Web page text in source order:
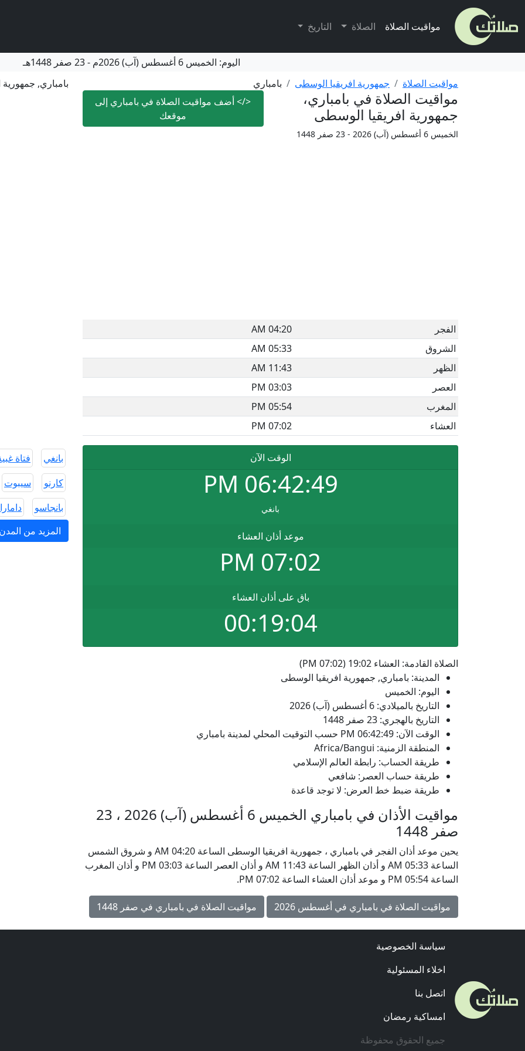
مواقيت الصلاة الصلاة التاريخ
اليوم: الخميس 6 أغسطس (آب) 2026م -23 صفر 1448هـ
مواقيت الصلاة
جمهورية افريقيا الوسطى بامباري
مواقيت الصلاة في بامباري،
جمهورية افريقيا الوسطى
</>أضف مواقيت الصلاة في بامباري إلى
موقعك
الخميس 6 أغسطس (آب) 2026 - 23 صفر 1448
الفجر
04:20 AM
الشروق
05:33 AM
الظهر
11:43 AM
العصر
03:03 PM
المغرب
05:54 PM
العشاء
07:02 PM
الوقت الآن
06:42:49
PM
بانغي
موعد أذان العشاء
07:02 PM
باق على أذان العشاء
00:19:03
الصلاة القادمة: العشاء 19:02 (07:02 PM)
المدينة: بامباري, جمهورية افريقيا الوسطى
اليوم: الخميس
التاريخ بالميلادي: 6 أغسطس (آب) 2026
التاريخ بالهجري: 23 صفر 1448
الوقت الآن: 06:42:49
PM حسب التوقيت المحلي لمدينة بامباري
المنطقة الزمنية: Africa/Bangui
طريقة الحساب: رابطة العالم الإسلامي
طريقة حساب العصر: شافعي
طريقة ضبط خط العرض: لا توجد قاعدة
مواقيت الأذان في بامباري الخميس 6 أغسطس (آب) 2026 ، 23
صفر 1448
يحين موعد أذان الفجر في بامباري ، جمهورية افريقيا الوسطى الساعة 04:20 AM و شروق الشمس
الساعة 05:33 AM و أذان الظهر الساعة 11:43 AM و أذان العصر الساعة 03:03 PM و أذان المغرب
الساعة 05:54 PM و موعد أذان العشاء الساعة 07:02 PM.
مواقيت الصلاة في بامباري في أغسطس 2026 مواقيت الصلاة في بامباري في صفر 1448
بامباري,
بانغي فتاة
كارنو
سيبوت
بانجاسو
دامارا
المزيد من
سياسة الخصوصية
اخلاء المسئولية
اتصل بنا
امساكية رمضان
جميع الحقوق محفوظة